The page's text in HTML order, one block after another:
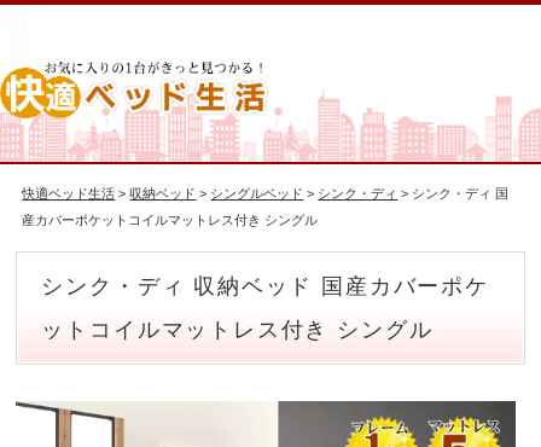
快適ベッド生活 >収納ベッド > シングルベッド > シンク・ディ > シンク・ディ 国
産カバーポケットコイルマットレス付き シングル
シンク・ディ 収納ベッド 国産カバーポケ
ットコイルマットレス付き シングル